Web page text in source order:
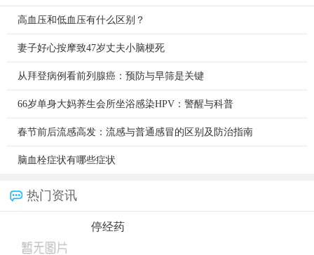
高血压和低血压有什么区别？
妻子好心按摩致47岁丈夫小脑梗死
从拜登病例看前列腺癌：预防与早筛是关键​
66岁单身大妈养生会所坐浴感染HPV：警醒与科普
春节前后流感高发：流感与普通感冒的区别及防治指南
脑血栓症状有哪些症状
热门资讯
停经药